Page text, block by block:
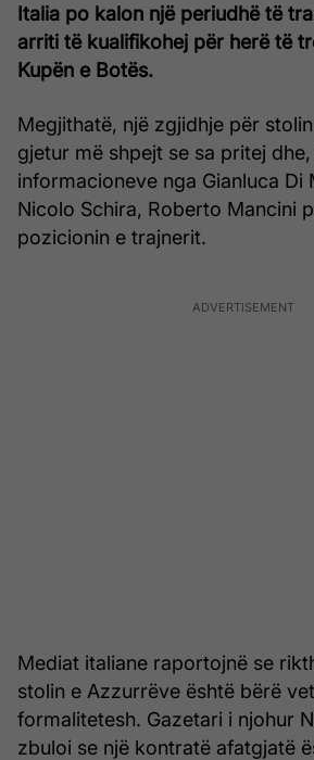
Italia po kalon një periudhë të
arriti të kualifikohej për herë të
Kupën e Botës.
Megjithatë, një zgjidhje për
gjetur më shpejt se sa pritej
informacioneve nga Gianluca Di
Nicolo Schira, Roberto Mancini
pozicionin e trajnerit.
Mediat italiane raportojnë se
stolin e Azzurrëve është bërë
formalitetesh. Gazetari i njohur
zbuloi se një kontratë afatgjatë